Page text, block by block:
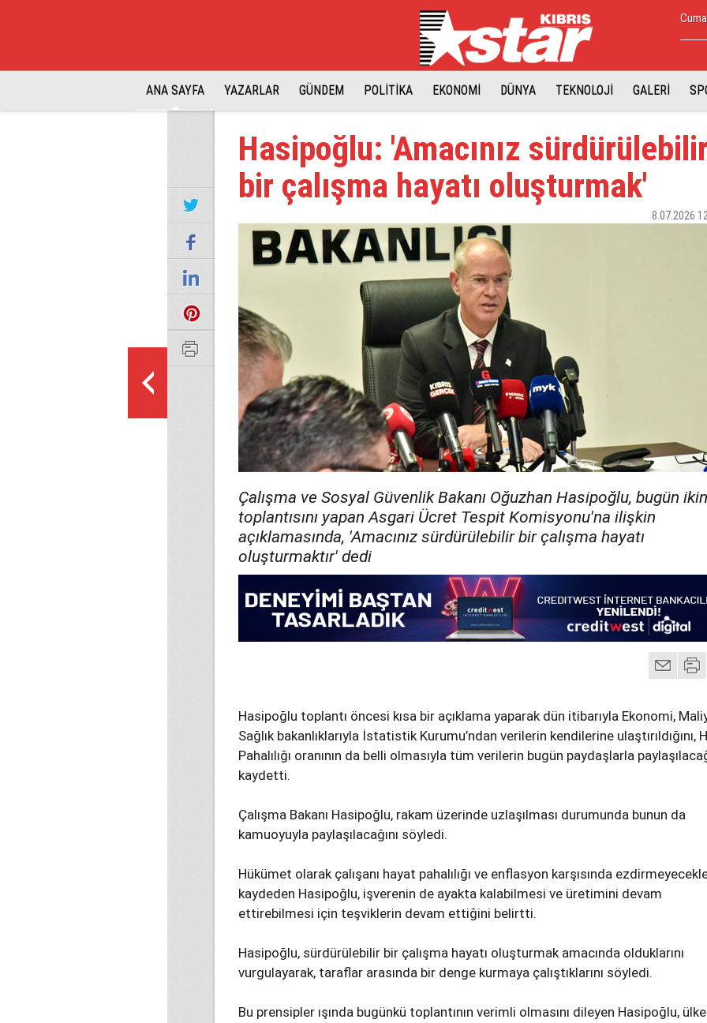
ANA SAYFA YAZARLAR GÜNDEM POLİTİKA EKONOMİ DÜNYA TEKNOLOJİ GALERİ
Hasipoğlu: 'Amacınız
bir çalışma hayatı oluşturmak'
8.07.2026
Çalışma ve Sosyal Güvenlik Bakanı Oğuzhan Hasipoğlu, bugün
toplantısını yapan Asgari Ücret Tespit Komisyonu'na ilişkin
açıklamasında, 'Amacınız sürdürülebilir bir çalışma hayatı
oluşturmaktır' dedi
Hasipoğlu toplantı öncesi kısa bir açıklama yaparak dün itibarıyla Ekonomi,
Sağlık bakanlıklarıyla İstatistik Kurumu’ndan verilerin kendilerine ulaştırıldığını,
Pahalılığı oranının da belli olmasıyla tüm verilerin bugün paydaşlarla
kaydetti.
Çalışma Bakanı Hasipoğlu, rakam üzerinde uzlaşılması durumunda bunun da
kamuoyuyla paylaşılacağını söyledi.
Hükümet olarak çalışanı hayat pahalılığı ve enflasyon karşısında
kaydeden Hasipoğlu, işverenin de ayakta kalabilmesi ve üretimini devam
ettirebilmesi için teşviklerin devam ettiğini belirtti.
Hasipoğlu, sürdürülebilir bir çalışma hayatı oluşturmak amacında olduklarını
vurgulayarak, taraflar arasında bir denge kurmaya çalıştıklarını söyledi.
Bu prensipler ışında bugünkü toplantının verimli olmasını dileyen Hasipoğlu,